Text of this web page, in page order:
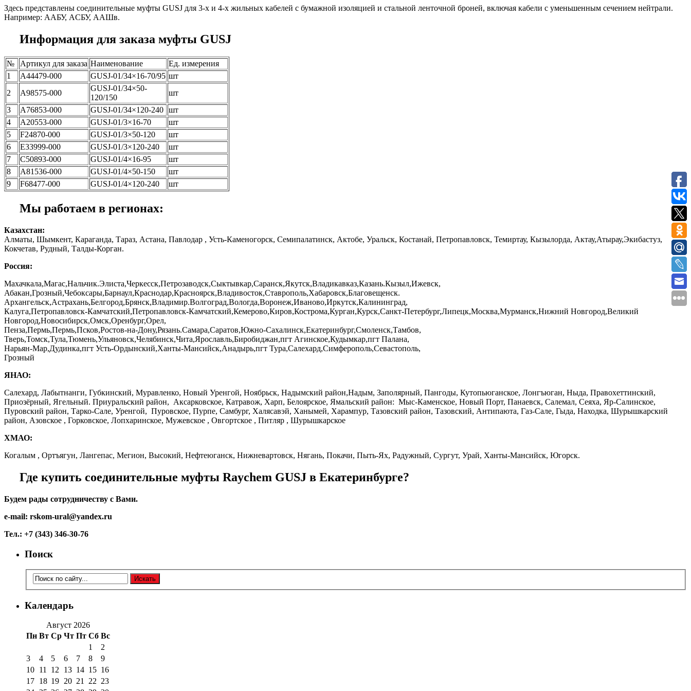
Здесь представлены соединительные муфты GUSJ для 3-х и 4-х жильных кабелей с бумажной изоляцией и стальной ленточной броней, включая кабели с уменьшенным сечением нейтрали.
Например: AAБУ, AСБУ, ААШв.
Информация для заказа муфты GUSJ
№ Артикул для заказа Наименование
Ед. измерения
1
A44479-000 GUSJ-01/34×16-70/95 шт
2
A98575-000
GUSJ-01/34×50-
120/150
шт
3
A76853-000 GUSJ-01/34×120-240 шт
4
A20553-000 GUSJ-01/3×16-70
шт
5
F24870-000 GUSJ-01/3×50-120
шт
6
E33999-000 GUSJ-01/3×120-240
шт
7
C50893-000 GUSJ-01/4×16-95
шт
8
A81536-000 GUSJ-01/4×50-150
шт
9
F68477-000 GUSJ-01/4×120-240 шт
Мы работаем в регионах:
Казахстан:
Алматы, Шымкент, Караганда, Тараз, Астана, Павлодар , Усть-Каменогорск, Семипалатинск, Актобе, Уральск, Костанай, Петропавловск, Темиртау, Кызылорда, Актау,Атырау,Экибастуз,
Кокчетав, Рудный, Талды-Корган.
Россия:
Махачкала,Магас,Нальчик.Элиста,Черкесск,Петрозаводск,Сыктывкар,Саранск,Якутск,Владикавказ,Казань.Кызыл,Ижевск,
Абакан,Грозный,Чебоксары,Барнаул,Краснодар,Красноярск,Владивосток,Ставрополь,Хабаровск,Благовещенск.
Архангельск,Астрахань,Белгород,Брянск,Владимир.Волгоград,Вологда,Воронеж,Иваново,Иркутск,Калининград,
Калуга,Петропавловск-Камчатский,Петропавловск-Камчатский,Кемерово,Киров,Кострома,Курган,Курск,Санкт-Петербург,Липецк,Москва,Мурманск,Нижний Новгород,Великий
Новгород,Новосибирск,Омск,Оренбург,Орел,
Пенза,Пермь,Пермь,Псков,Ростов-на-Дону,Рязань.Самара,Саратов,Южно-Сахалинск,Екатеринбург,Смоленск,Тамбов,
Тверь,Томск,Тула,Тюмень,Ульяновск,Челябинск,Чита,Ярославль,Биробиджан,пгт Агинское,Кудымкар,пгт Палана,
Нарьян-Мар,Дудинка,пгт Усть-Ордынский,Ханты-Мансийск,Анадырь,пгт Тура,Салехард,Симферополь,Севастополь,
Грозный
ЯНАО:
Салехард, Лабытнанги, Губкинский, Муравленко, Новый Уренгой, Ноябрьск, Надымский район,Надым, Заполярный, Пангоды, Кутопьюганское, Лонгъюган, Ныда, Правохеттинский,
Приозёрный, Ягельный. Приуральский район, Аксарковское, Катравож, Харп, Белоярское, Ямальский район: Мыс-Каменское, Новый Порт, Панаевск, Салемал, Сеяха, Яр-Салинское,
Пуровский район, Тарко-Сале, Уренгой, Пуровское, Пурпе, Самбург, Халясавэй, Ханымей, Харампур, Тазовский район, Тазовский, Антипаюта, Газ-Сале, Гыда, Находка, Шурышкарский
район, Азовское , Горковское, Лопхаринское, Мужевское , Овгортское , Питляр , Шурышкарское
ХМАО:
Когалым , Ортъягун, Лангепас, Мегион, Высокий, Нефтеюганск, Нижневартовск, Нягань, Покачи, Пыть-Ях, Радужный, Сургут, Урай, Ханты-Мансийск, Югорск.
Где купить соединительные муфты Raychem GUSJ в Екатеринбурге?
Будем рады сотрудничеству с Вами.
e-mail: rskom-ural@yandex.ru
Тел.: +7 (343) 346-30-76
Поиск
Календарь
Август 2026
Пн Вт Ср Чт Пт Сб Вс
1
2
3
4 5 6 7 8
9
10 11 12 13 14 15 16
17 18 19 20 21 22 23